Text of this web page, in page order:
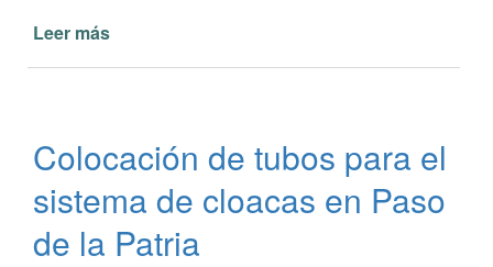
Leer más
gratuito
en
Paso
de
la
Colocación de tubos para el
sistema de cloacas en Paso
de la Patria